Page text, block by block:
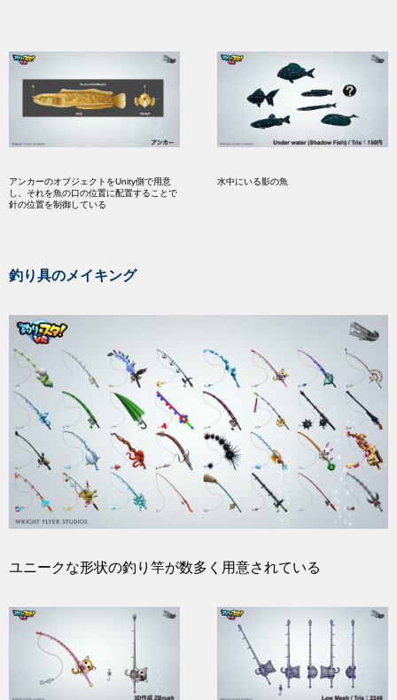
アンカーのオブジェクトをUnity側で用意
し、それを魚の口の位置に配置することで
針の位置を制御している
水中にいる影の魚
釣り具のメイキング
ユニークな形状の釣り竿が数多く用意されている